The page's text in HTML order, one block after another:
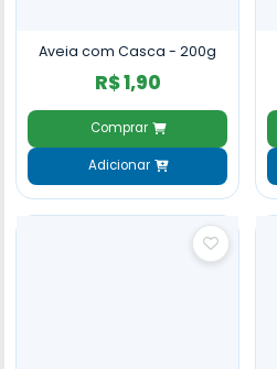
Aveia com Casca - 200g
R$ 1,90
Comprar
Adicionar